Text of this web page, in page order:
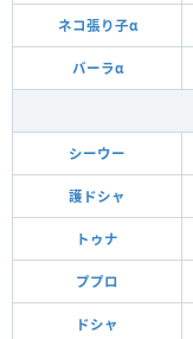
ネコ張り子α
バーラα
シーウー
護ドシャ
トゥナ
ププロ
ドシャ